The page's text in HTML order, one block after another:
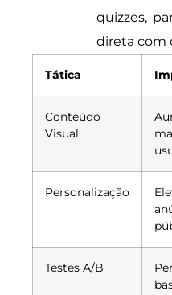
quizzes,
direta com
Tática
Conteúdo
Visual
Personalização
Testes A/B